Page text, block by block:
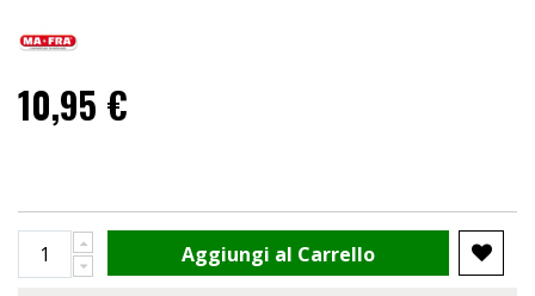
10,95 €
Aggiungi al Carrello